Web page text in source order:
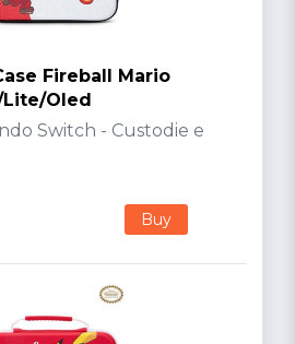
Fireball Mario
Lite/Oled
Switch - Custodie e
Buy